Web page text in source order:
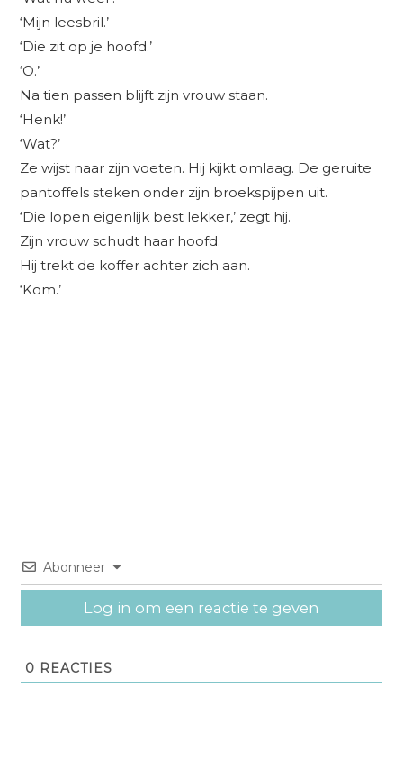
‘Mijn leesbril.’
‘Die zit op je hoofd.’
‘O.’
Na tien passen blijft zijn vrouw staan.
‘Henk!’
‘Wat?’
Ze wijst naar zijn voeten. Hij kijkt omlaag. De geruite
pantoffels steken onder zijn broekspijpen uit.
‘Die lopen eigenlijk best lekker,’ zegt hij.
Zijn vrouw schudt haar hoofd.
Hij trekt de koffer achter zich aan.
‘Kom.’
Abonneer
Log in om een reactie te geven
0 REACTIES